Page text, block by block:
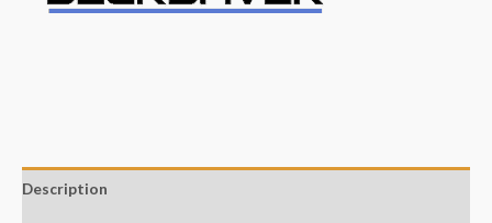
Description